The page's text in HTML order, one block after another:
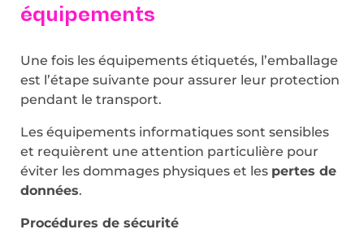
équipements
Une fois les équipements étiquetés, l’emballage
est l’étape suivante pour assurer leur protection
pendant le transport.
Les équipements informatiques sont sensibles
et requièrent une attention particulière pour
éviter les dommages physiques et les pertes de
données.
Procédures de sécurité